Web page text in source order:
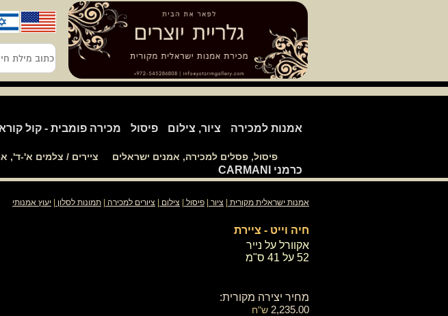
פיסול, פסלים למכירה, אמנים ישראלים ציירים / צלמים א'-ד',
אמנות למכירה ציור, צילום פיסול מכירה פומבית - קול
כרמני CARMANI
כתוב
מילת
חיפש
אמנות ישראלית מקורית ציור פיסול צילום ציורים למכירה תמונות לסלון יעוץ אמנותי
חיה וייט - ציירת
אקוורל על נייר
52 על 41 ס"מ
מחיר יצירה מקורית:
2,235.00 ש"ח